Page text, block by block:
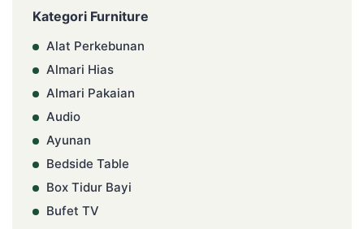
Kategori Furniture
Alat Perkebunan
Almari Hias
Almari Pakaian
Audio
Ayunan
Bedside Table
Box Tidur Bayi
Bufet TV